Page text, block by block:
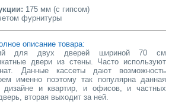
175 мм (с гипсом)
фурнитуры
описание товара:
для двух дверей шириной 70 см
двери из стены. Часто используют
Данные кассеты дают возможность
именно поэтому так популярна данная
дизайне и квартир, и офисов, и частных
вторая выходит за ней.